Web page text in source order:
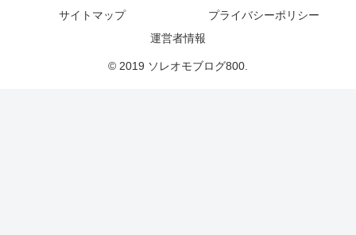
サイトマップ
プライバシーポリシー
運営者情報
© 2019 ソレオモブログ800.